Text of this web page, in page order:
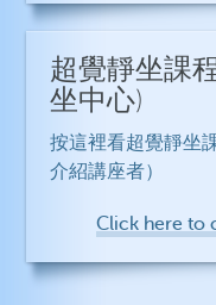
超覺靜坐課
坐中心)
按這裡看超覺靜坐
介紹講座者）
Click here to